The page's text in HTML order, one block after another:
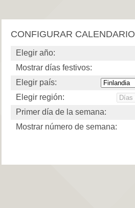
CONFIGURAR CALENDARIO
Elegir año:
Mostrar días festivos:
Elegir país:
Elegir región:
Primer día de la semana:
Mostrar número de semana: